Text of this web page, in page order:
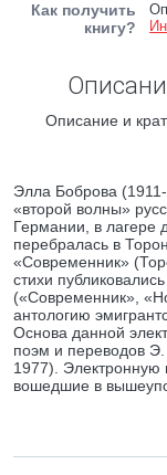
Как получить
книгу?
Описание и
Элла Боброва
«второй волны»
Германии, в лагере
перебралась в
«Современник»
стихи
(«Современник»,
антологию
Основа данной
поэм и переводов
1977). Электронную
вошедшие в